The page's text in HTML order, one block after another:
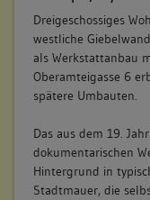
Dreigeschossiges
westliche
als Werkstattanbau
Oberamteigasse 6
spätere Umbauten.
Das aus dem 19.
dokumentarischen
Hintergrund in
Stadtmauer, die